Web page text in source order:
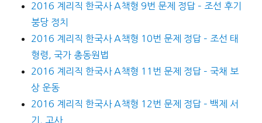
2016 계리직 한국사 A책형 9번 문제 정답 – 조선 후기
붕당 정치
2016 계리직 한국사 A책형 10번 문제 정답 – 조선 태
형령, 국가 총동원법
2016 계리직 한국사 A책형 11번 문제 정답 – 국채 보
상 운동
2016 계리직 한국사 A책형 12번 문제 정답 – 백제 서
기, 고사